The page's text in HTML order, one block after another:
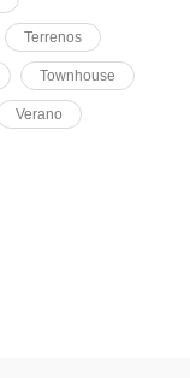
Terrenos
Townhouse
Verano